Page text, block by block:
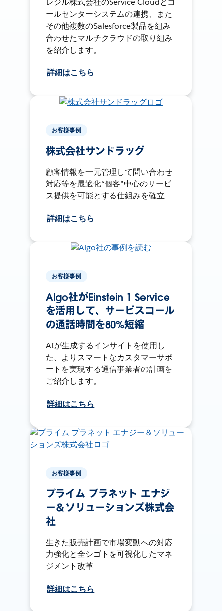
レジル株式会社のService Cloudとコ
ールセンターシステムの連携、また
その他複数のSalesforce製品を組み
合わせたマルチクラウドの取り組み
を紹介します。
詳細はこちら
お客様事例
株式会社サンドラッグ
顧客情報を一元管理して問い合わせ
対応等を最適化“個客”中心のサービ
ス提供を可能とする仕組みを確立
詳細はこちら
お客様事例
Algo社がEinstein 1 Service
を活用して、サービスコール
の通話時間を80%短縮
AIが生成するインサイトを使用し
た、よりスマートなカスタマーサポ
ートを実現する通信事業者の計画を
ご紹介します。
詳細はこちら
お客様事例
プライム プラネット エナジ
ー＆ソリューションズ株式会
社
生きた販売計画で市場変動への対応
力強化と全シゴトを可視化したマネ
ジメント改革
詳細はこちら